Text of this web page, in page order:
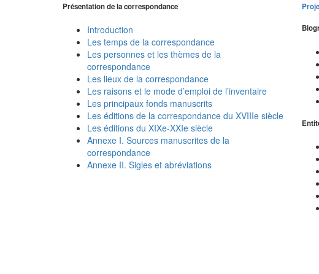
Présentation de la correspondance
Introduction
Les temps de la correspondance
Les personnes et les thèmes de la
correspondance
Les lieux de la correspondance
Les raisons et le mode d’emploi de l’inventaire
Les principaux fonds manuscrits
Les éditions de la correspondance du XVIIIe siècle
Les éditions du XIXe-XXIe siècle
Annexe I. Sources manuscrites de la
correspondance
Annexe II. Sigles et abréviations